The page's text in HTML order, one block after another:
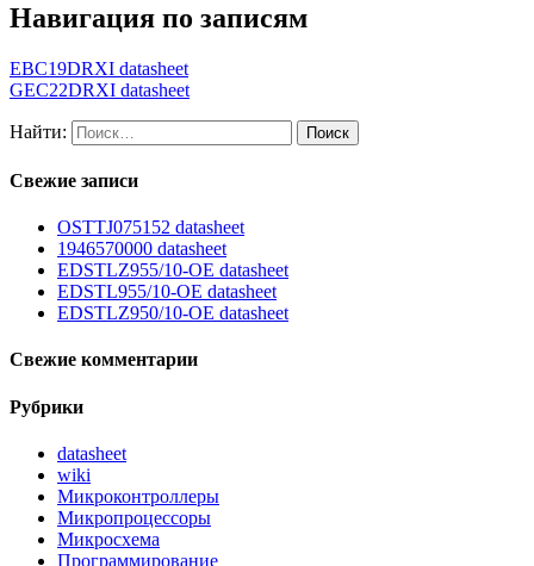
Навигация по записям
EBC19DRXI datasheet
GEC22DRXI datasheet
Найти:
Свежие записи
OSTTJ075152 datasheet
1946570000 datasheet
EDSTLZ955/10-OE datasheet
EDSTL955/10-OE datasheet
EDSTLZ950/10-OE datasheet
Свежие комментарии
Рубрики
datasheet
wiki
Микроконтроллеры
Микропроцессоры
Микросхема
Программирование